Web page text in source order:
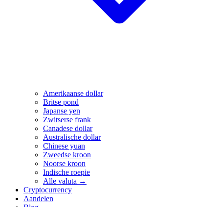
Amerikaanse dollar
Britse pond
Japanse yen
Zwitserse frank
Canadese dollar
Australische dollar
Chinese yuan
Zweedse kroon
Noorse kroon
Indische roepie
Alle valuta →
Cryptocurrency
Aandelen